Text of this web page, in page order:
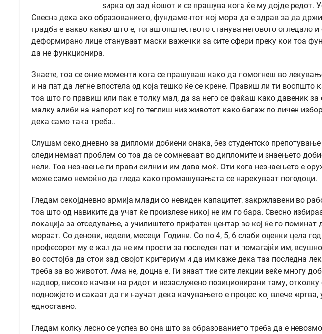
ѕирка од зад ќошот и се прашува кога ќе му дојде редот.
Свесна дека ако образованието, фундаментот кој мора да е здрав за да
градба е вакво какво што е, тогаш општеството станува неговото огледало и
деформирано лице стануваат маски важечки за сите сфери преку кои тоа
да не функционира.
Знаете, тоа се оние моменти кога се прашуваш како да помогнеш во
и на пат да легне впостела од која тешко ќе се крене. Правиш ли ти
тоа што го правиш или пак е толку мал, да за него се фаќаш како давеник
малку алиби на напорот кој го теглиш низ животот како багаж по личен
дека само така треба..
Слушам секојдневно за дипломи добиени онака, без студентско
следи немаат проблем со тоа да се сомневаат во дипломите и знаењето
нели. Тоа незнаење ги прави силни и им дава моќ. Оти кога незнаењето е
може само немоќно да гледа како промашувањата се нарекуваат погодоци.
Гледам секојдневно армија млади со невиден капацитет, закржлавени во
тоа што од навиките да учат ќе произлезе никој не им го бара. Свесно
локација за отседување, а училиштето прифатен центар во кој ќе го
мораат. Со денови, недели, месеци. Години. Со по 4, 5, 6 слаби оценки цела
професорот му е жал да не им прости за последен пат и помагајќи им,
во состојба да стои зад својот критериум и да им каже дека таа последна
треба за во животот. Ама не, доцна е. Ги знаат тие сите лекции веќе многу
надвор, високо качени на ридот и незаслужено позиционирани таму, отколку
подножјето и сакаат да ги научат дека качувањето е процес кој влече
едноставно.
Гледам колку лесно се успеа во она што за образованието треба да е